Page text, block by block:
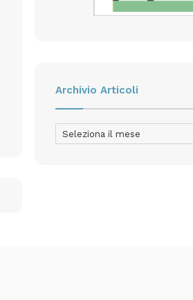
Archivio Articoli
Archivio
Articoli